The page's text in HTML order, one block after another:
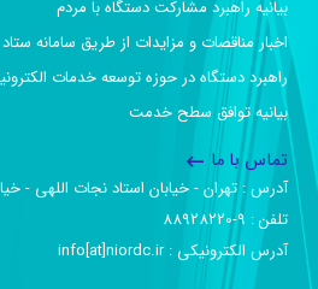
بیانیه راهبرد مشارکت دستگاه با مردم
اخبار مناقصات و مزایدات از طریق سامانه ستاد
راهبرد دستگاه در حوزه توسعه خدمات
بیانیه توافق سطح خدمت
تماس با ما
آدرس :‌ تهران - خیابان استاد نجات اللهی -
تلفن :‌ 9-88928220
آدرس الکترونیکی :‌ info[at]niordc.ir